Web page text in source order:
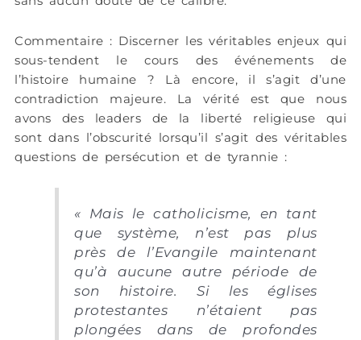
Commentaire : Discerner les véritables enjeux qui
sous-tendent le cours des événements de
l’histoire humaine ? Là encore, il s’agit d’une
contradiction majeure. La vérité est que nous
avons des leaders de la liberté religieuse qui
sont dans l’obscurité lorsqu’il s’agit des véritables
questions de persécution et de tyrannie :
« Mais le catholicisme, en tant
que système, n’est pas plus
près de l’Evangile maintenant
qu’à aucune autre période de
son histoire. Si les églises
protestantes n’étaient pas
plongées dans de profondes